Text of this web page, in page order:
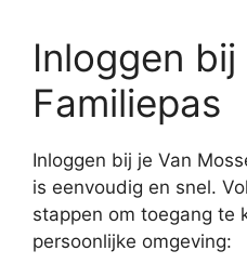
Inloggen
Familiepas
Inloggen bij je Van
is eenvoudig en snel.
stappen om toegang te
persoonlijke omgeving: